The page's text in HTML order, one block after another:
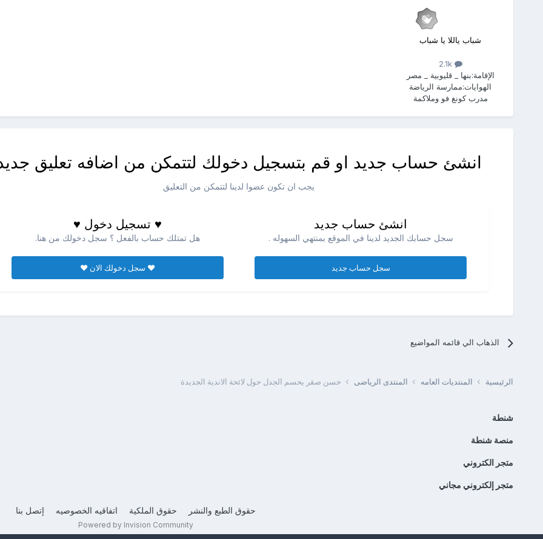
شباب ياللا يا شباب
2.1k
الإقامة:بنها _ قليوبية _ مصر
الهوايات:ممارسة الرياضة
مدرب كونغ فو وملاكمة
انشئ حساب جديد او قم بتسجيل دخولك لتتمكن من اضافه تعليق
يجب ان تكون عضوا لدينا لتتمكن من التعليق
انشئ حساب جديد
سجل حسابك الجديد لدينا في الموقع بمنتهي السهوله .
سجل حساب جديد
♥ تسجيل دخول ♥
هل تمتلك حساب بالفعل ؟ سجل دخولك من هنا.
♥ سجل دخولك الان ♥
الذهاب الي قائمه المواضيع
الرئيسية المنتديات العامه المنتدى الرياضى حسن صقر يحسم الجدل حول لائحة الاندية الجديدة
شنطة
منصة شنطة
متجر الكتروني
متجر إلكتروني مجاني
حقوق الطبع والنشر حقوق الملكية اتفاقيه الخصوصيه إتصل بنا
Powered by Invision Community